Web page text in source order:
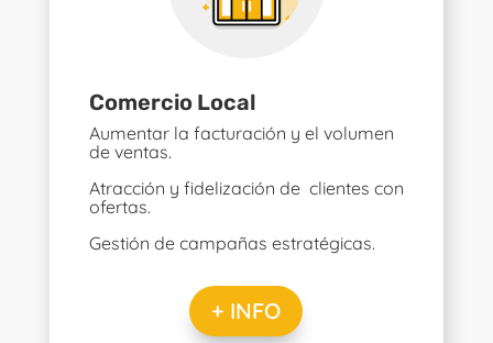
Comercio Local
Aumentar la facturación y el volumen
de ventas.
Atracción y fidelización de clientes con
ofertas.
Gestión de campañas estratégicas.
+ INFO